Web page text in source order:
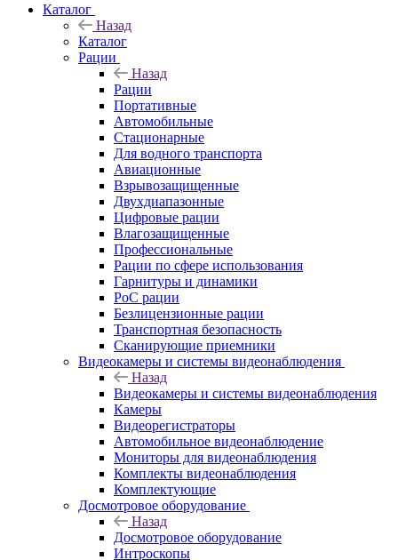
Каталог
Назад
Каталог
Рации
Назад
Рации
Портативные
Автомобильные
Стационарные
Для водного транспорта
Авиационные
Взрывозащищенные
Двухдиапазонные
Цифровые рации
Влагозащищенные
Профессиональные
Рации по сфере использования
Гарнитуры и динамики
PoC рации
Безлицензионные рации
Транспортная безопасность
Сканирующие приемники
Видеокамеры и системы видеонаблюдения
Назад
Видеокамеры и системы видеонаблюдения
Камеры
Видеорегистраторы
Автомобильное видеонаблюдение
Мониторы для видеонаблюдения
Комплекты видеонаблюдения
Комплектующие
Досмотровое оборудование
Назад
Досмотровое оборудование
Интроскопы